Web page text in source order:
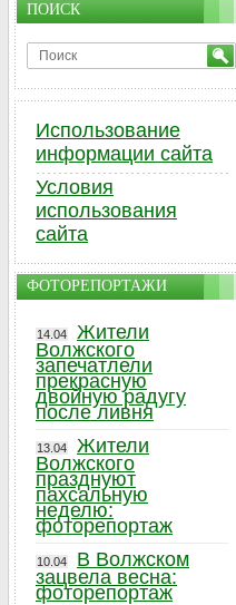
ПОИСК
Использование
информации сайта
Условия
использования
сайта
ФОТОРЕПОРТАЖИ
14.04
Жители
Волжского
запечатлели
прекрасную
двойную радугу
после ливня
13.04
Жители
Волжского
празднуют
пахсальную
неделю:
фоторепортаж
10.04
В Волжском
зацвела весна:
фоторепортаж